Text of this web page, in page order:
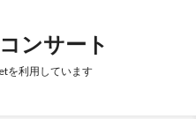
ンサート
を利用しています